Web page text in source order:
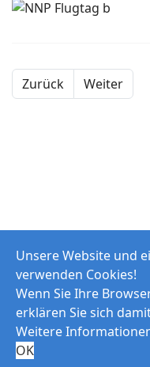
Zurück Weiter
© 2026
Impressum
Unsere Website und
verwenden Cookies!
Wenn Sie Ihre
erklären Sie sich
Weitere
OK